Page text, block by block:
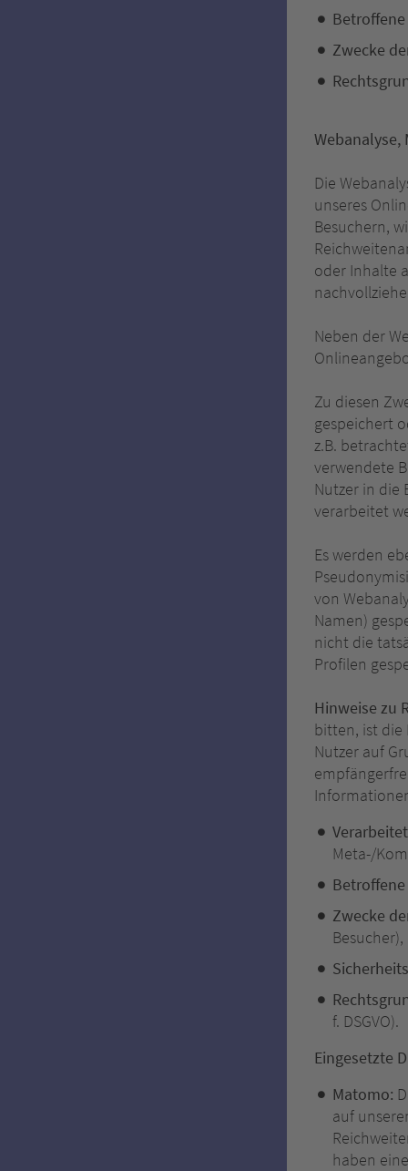
Zwecke
Die
unseres
Besuchern,
oder Inhalte
Neben der
Zu diesen
gespeichert
z.B.
verwendete
Nutzer in die
verarbeitet
Es werden
von
Namen)
nicht die
Profilen
Hinweise zu
bitten, ist die
Nutzer auf
Meta-/
Zwecke
f. DSGVO).
Eingesetzte
Matomo:
auf
haben